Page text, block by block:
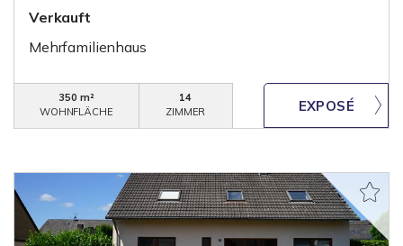
Verkauft
Mehrfamilienhaus
350 m²
WOHNFLÄCHE
14
ZIMMER